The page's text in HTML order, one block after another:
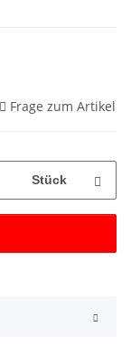
Frage zum Artikel
Stück